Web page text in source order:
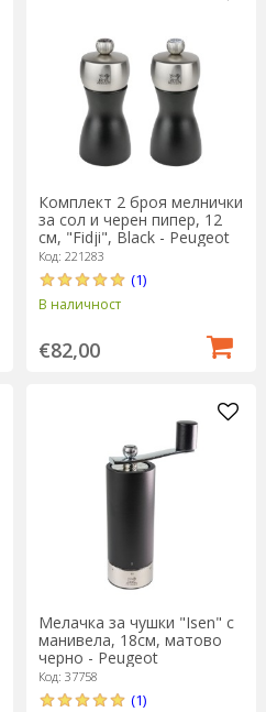
Комплект 2 броя мелнички
за сол и черен пипер, 12
см, "Fidji", Black - Peugeot
Код: 221283
(1)
В наличност
€82,00
Мелачка за чушки "Isen" с
манивела, 18см, матово
черно - Peugeot
Код: 37758
(1)